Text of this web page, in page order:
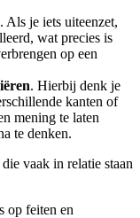
. Als je iets uiteenzet,
wat precies is
op een
. Hierbij denk je
kanten of
mening te laten
te denken.
vaak in relatie staan
op feiten en